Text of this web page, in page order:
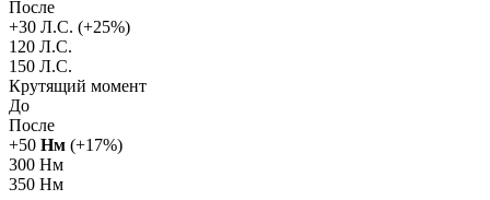
После
+30 Л.С. (+25%)
120 Л.С.
150 Л.С.
Крутящий момент
До
После
+50 Нм (+17%)
300 Нм
350 Нм